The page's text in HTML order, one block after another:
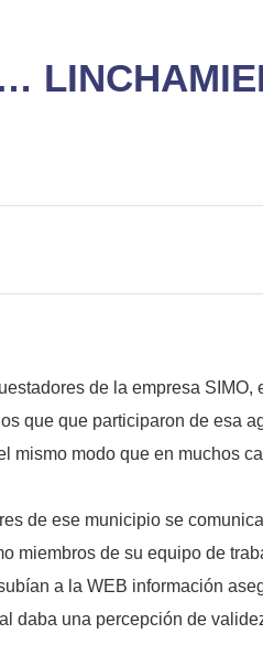
de la empresa SIMO,
que que participaron de esa
mismo modo que en muchos
de ese municipio se
miembros de su equipo de
a la WEB información
daba una percepción de